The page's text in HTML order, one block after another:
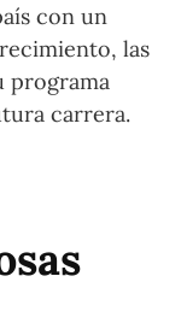
con un
las
programa
carrera.